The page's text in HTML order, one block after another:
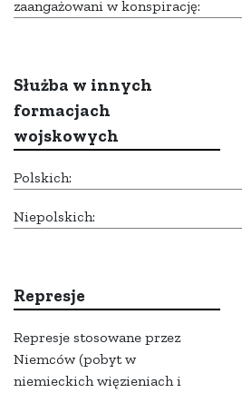
zaangażowani w konspirację:
Służba w innych
formacjach
wojskowych
Polskich:
Niepolskich:
Represje
Represje stosowane przez
Niemców (pobyt w
niemieckich więzieniach i